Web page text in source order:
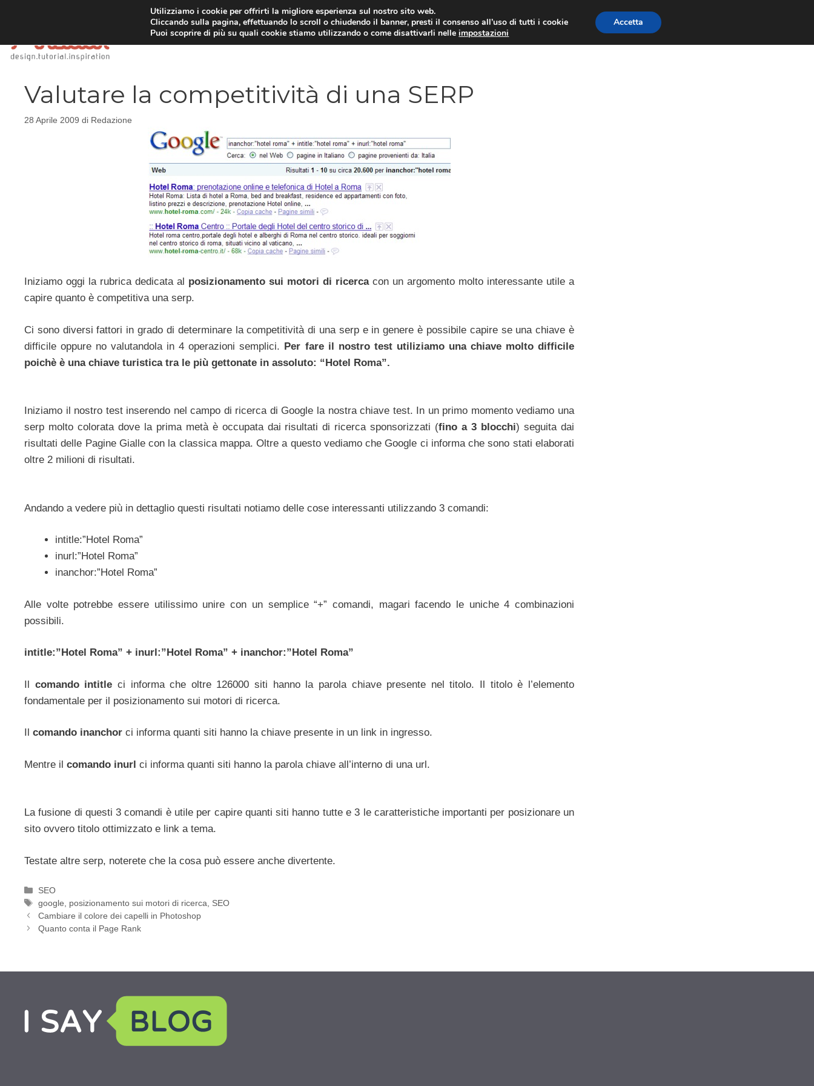
TUTORIAL WORDPRESS INSPIRATION CONCORSI DESIGN
Valutare la competitività di una SERP
28 Aprile 2009 di Redazione
Iniziamo oggi la rubrica dedicata al posizionamento sui motori di ricercacon un argomento molto interessante utile a
capire quanto è competitiva una serp.
Ci sono diversi fattori in grado di determinare la competitività di una serp e in genere è possibile capire se una chiave è
difficile oppure no valutandola in 4 operazioni semplici. Per fare il nostro test utiliziamo una chiave molto difficile
poichè è una chiave turistica tra le più gettonate in assoluto: “Hotel Roma”.
Iniziamo il nostro test inserendo nel campo di ricerca di Google la nostra chiave test. In un primo momento vediamo una
serp molto colorata dove la prima metà è occupata dai risultati di ricerca sponsorizzati (fino a 3 blocchi) seguita dai
risultati delle Pagine Gialle con la classica mappa. Oltre a questo vediamo che Google ci informa che sono stati elaborati
oltre 2 milioni di risultati.
Andando a vedere più in dettaglio questi risultati notiamo delle cose interessanti utilizzando 3 comandi:
intitle:”Hotel Roma”
inurl:”Hotel Roma”
inanchor:”Hotel Roma”
Alle volte potrebbe essere utilissimo unire con un semplice “+” comandi, magari facendo le uniche 4 combinazioni
possibili.
intitle:”Hotel Roma” + inurl:”Hotel Roma” + inanchor:”Hotel Roma”
Il comando intitle ci informa che oltre 126000 siti hanno la parola chiave presente nel titolo. Il titolo è l’elemento
fondamentale per il posizionamento sui motori di ricerca.
Il comando inanchor ci informa quanti siti hanno la chiave presente in un link in ingresso.
Mentre il comando inurl ci informa quanti siti hanno la parola chiave all’interno di una url.
La fusione di questi 3 comandi è utile per capire quanti siti hanno tutte e 3 le caratteristiche importanti per posizionare un
sito ovvero titolo ottimizzato e link a tema.
Testate altre serp, noterete che la cosa può essere anche divertente.
Categorie
SEO
Tag
google posizionamento sui motori di ricerca
SEO
Cambiare il colore dei capelli in Photoshop
Quanto conta il Page Rank
Utilizziamo i cookie per offrirti la migliore esperienza sul nostro sito web.
Cliccando sulla pagina, effettuando lo scroll o chiudendo il banner, presti il consenso all’uso di tutti i cookie
Puoi scoprire di più su quali cookie stiamo utilizzando o come disattivarli nelleimpostazioni
Accetta